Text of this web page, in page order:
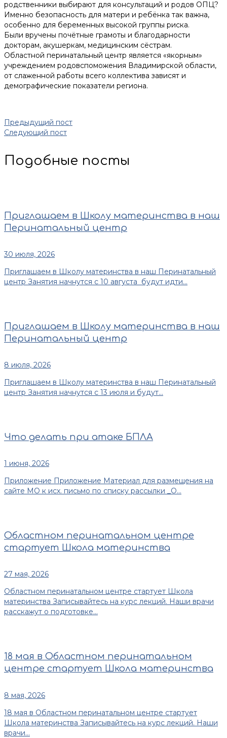
родственники выбирают для консультаций и родов ОПЦ?
Именно безопасность для матери и ребёнка так важна,
особенно для беременных высокой группы риска.
Были вручены почётные грамоты и благодарности
докторам, акушеркам, медицинским сёстрам.
Областной перинатальный центр является «якорным»
учреждением родовспоможения Владимирской области,
от слаженной работы всего коллектива зависят и
демографические показатели региона.
Предыдущий пост
Следующий пост
Подобные посты
Приглашаем в Школу материнства в наш
Перинатальный центр
30 июля, 2026
Приглашаем в Школу материнства в наш Перинатальный
центр Занятия начнутся с 10 августа будут идти...
Приглашаем в Школу материнства в наш
Перинатальный центр
8 июля, 2026
Приглашаем в Школу материнства в наш Перинатальный
центр Занятия начнутся с 13 июля и будут...
Что делать при атаке БПЛА
1 июня, 2026
Приложение Приложение Материал для размещения на
сайте МО к исх. письмо по списку рассылки _О...
Областном перинатальном центре
стартует Школа материнства
27 мая, 2026
Областном перинатальном центре стартует Школа
материнства Записывайтесь на курс лекций. Наши врачи
расскажут о подготовке...
18 мая в Областном перинатальном
центре стартует Школа материнства
8 мая, 2026
18 мая в Областном перинатальном центре стартует
Школа материнства Записывайтесь на курс лекций. Наши
врачи...